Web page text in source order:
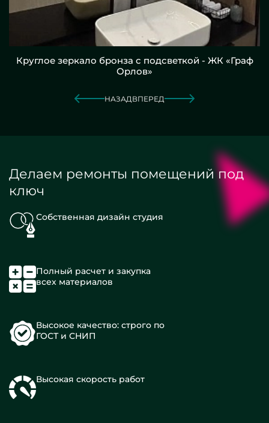
Круглое зеркало бронза с подсветкой - ЖК «Граф
Орлов»
НАЗАД ВПЕРЕД
Делаем ремонты помещений под
ключ
Собственная дизайн студия
Полный расчет и закупка
всех материалов
Высокое качество: строго по
ГОСТ и СНИП
Высокая скорость работ